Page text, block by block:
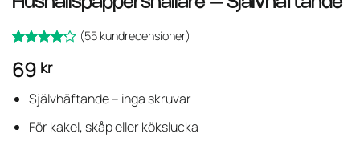
4.11av
på
kundrecensioner
(55kundrecensioner)
69 kr
Självhäftande – inga skruvar
För kakel, skåp eller kökslucka